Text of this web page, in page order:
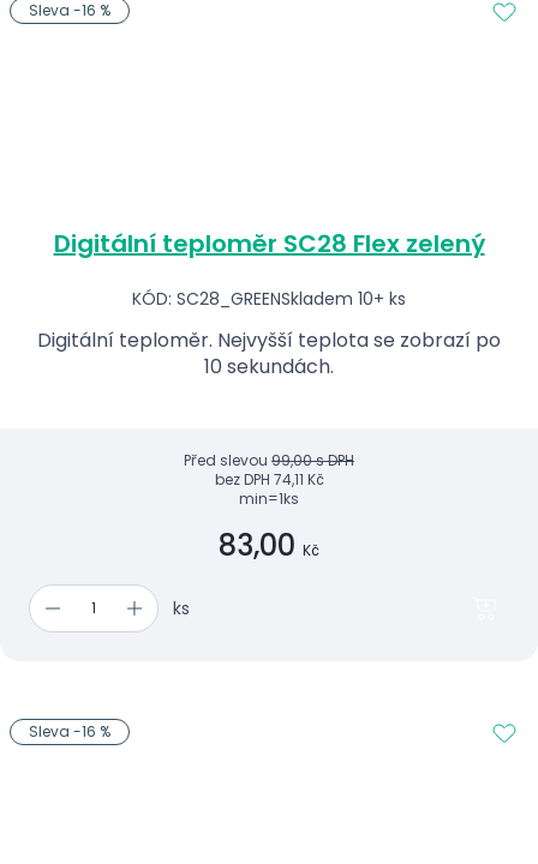
Digitální teploměr SC28 Flex zelený
KÓD: SC28_GREENSkladem 10+ ks
Digitální teploměr. Nejvyšší teplota se zobrazí po
10 sekundách.
Před slevou 99,00 s DPH
bez DPH 74,11 Kč
min=1ks
83,00 Kč
ks
Sleva -16 %
Sleva -16 %